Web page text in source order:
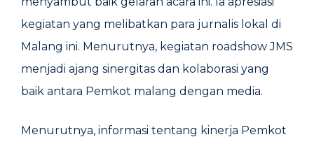
kegiatan yang melibatkan para jurnalis lokal di
Malang ini. Menurutnya, kegiatan roadshow JMS
menjadi ajang sinergitas dan kolaborasi yang
baik antara Pemkot malang dengan media.
Menurutnya, informasi tentang kinerja Pemkot